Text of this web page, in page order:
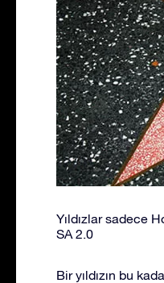
Yıldızlar sadece
SA 2.0
Bir yıldızın bu